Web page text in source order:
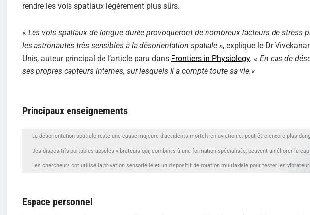
rendre les vols spatiaux légèrement plus sûrs.
« Les vols spatiaux de longue durée provoqueront de nombreux facteurs de stress
les astronautes très sensibles à la désorientation spatiale », explique le Dr
Unis, auteur principal de l’article paru dans Frontiers in Physiology. « En cas de
ses propres capteurs internes, sur lesquels il a compté toute sa vie.«
Principaux enseignements
La désorientation spatiale reste une cause majeure d’accidents mortels en aviation et peut être encore plus
Des dispositifs portables appelés vibrateurs qui, combinés à une formation spécialisée, peuvent améliorer la
Les chercheurs ont utilisé la privation sensorielle et un dispositif de rotation multiaxiale pour tester les
Espace personnel